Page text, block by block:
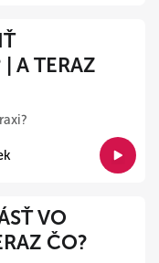
A TERAZ
VO
ČO?